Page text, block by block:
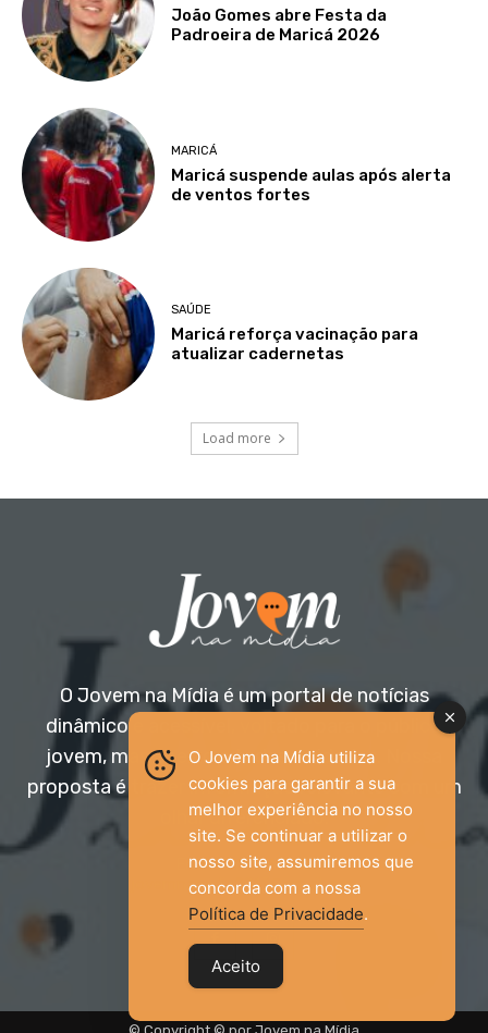
João Gomes abre Festa da
Padroeira de Maricá 2026
MARICÁ
Maricá suspende aulas após alerta
de ventos fortes
SAÚDE
Maricá reforça vacinação para
atualizar cadernetas
Load more
O Jovem na Mídia é um portal de notícias
dinâmico e acessível, voltado para o público
jovem, mas aberto a todas as idades. Nossa
proposta é trazer informação relevante com um
olhar diferenciado.
Entre em contato:
jovemnamidia2017@gmail.com
O Jovem na Mídia utiliza
cookies para garantir a sua
melhor experiência no nosso
site. Se continuar a utilizar o
nosso site, assumiremos que
concorda com a nossa
Política de Privacidade.
Aceito